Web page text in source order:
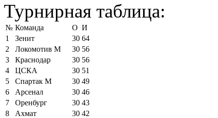
Турнирная таблица:
№ Команда О И
1
Зенит 30 64
2
Локомотив М 30 56
3
Краснодар 30 56
4
ЦСКА 30 51
5
Спартак М 30 49
6
Арсенал 30 46
7
Оренбург 30 43
8
Ахмат 30 42